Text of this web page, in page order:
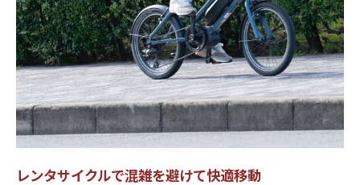
レンタサイクルで混雑を避けて快適移動